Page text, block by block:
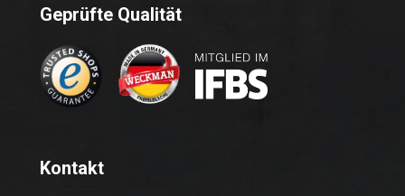
Geprüfte Qualität
Kontakt